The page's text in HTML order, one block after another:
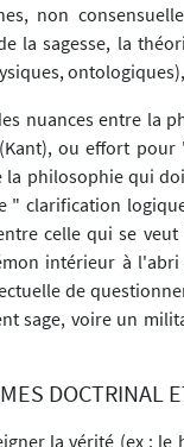
non
la sagesse, la
nuances entre la
ou effort
la philosophie qui
" clarification
celle qui se
intérieur à l'abri
de
sage, voire un
DOCTRINAL
la vérité (ex : le